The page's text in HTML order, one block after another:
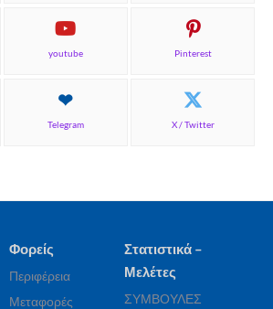
youtube Pinterest
Telegram X / Twitter
Φορείς
Περιφέρεια
Μεταφορές
Στατιστικά –
Μελέτες
ΣΥΜΒΟΥΛΕΣ